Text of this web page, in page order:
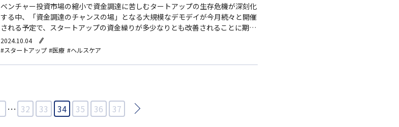
ベンチャー投資市場の縮小で資金調達に苦しむタートアップの生存危機が深刻化
する中、「資金調達のチャンスの場」となる大規模なデモデイが今月続々と開催
される予定で、スタートアップの資金繰りが多少なりとも改善されることに期待
が寄せられている。2日、ベンチャー・スタートアップ業界によると、韓国の代
表的なアク…
2024.10.04
#スタートアップ #医療 #ヘルスケア
… 32 33 34 35 36 37